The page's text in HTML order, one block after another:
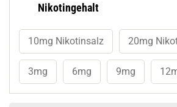
Nikotingehalt
10mg Nikotinsalz 20mg
3mg 6mg 9mg